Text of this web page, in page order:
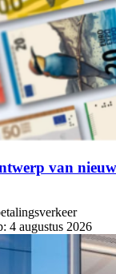
van
4 augustus 2026